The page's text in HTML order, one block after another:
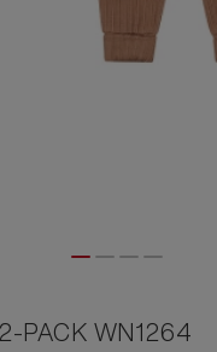
PACK WN1264